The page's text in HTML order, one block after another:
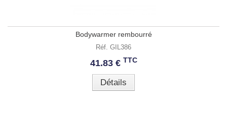
Bodywarmer rembourré
Réf. GIL386
41.83 € TTC
Détails